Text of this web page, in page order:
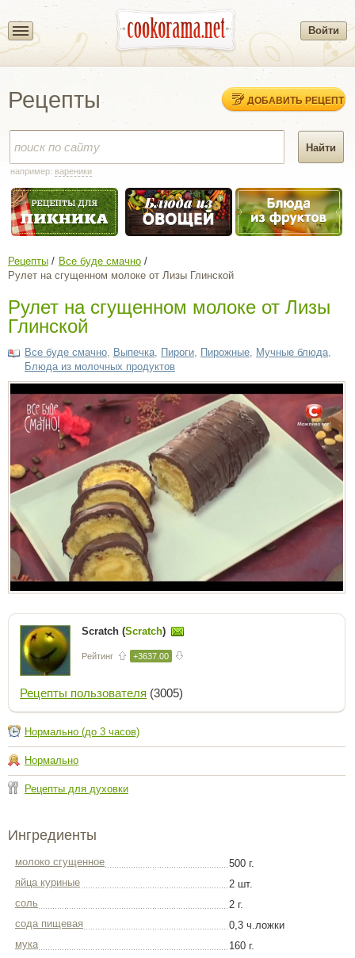
Войти
Рецепты ДОБАВИТЬ РЕЦЕПТ
например: вареники
Рецепты
Все буде смачно
Рулет на сгущенном молоке от Лизы Глинской
Рулет на сгущенном молоке от Лизы
Глинской
Все буде смачно Выпечка Пироги Пирожные Мучные блюда
Блюда из молочных продуктов
Scratch (Scratch)
Рейтинг +3637.00
Рецепты пользователя (3005)
Нормально (до 3 часов)
Нормально
Рецепты для духовки
Ингредиенты
молоко сгущенное
500 г.
яйца куриные
2 шт.
соль
2 г.
сода пищевая
0,3 ч.ложки
мука
160 г.